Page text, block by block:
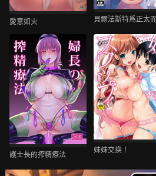
愛意如火
護士長的搾精療法
妹妹交换！